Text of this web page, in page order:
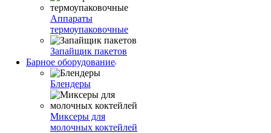
Аппараты
термоупаковочные
Запайщик пакетов
Барное оборудование
Блендеры
Миксеры для
молочных коктейлей